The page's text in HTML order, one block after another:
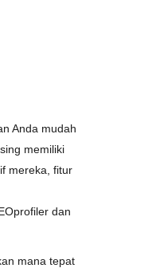
Anda mudah
memiliki
mereka fitur
dan
mana tepat